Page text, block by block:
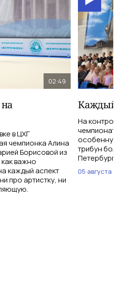
02:49
в ЦХГ
чемпионка Алина
Борисовой из
важно
каждый аспект
про артистку, ни
Каждый
На
особенную
трибун
05 августа